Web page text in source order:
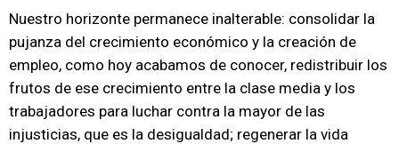
Nuestro horizonte permanece inalterable: consolidar la
pujanza del crecimiento económico y la creación de
empleo, como hoy acabamos de conocer, redistribuir los
frutos de ese crecimiento entre la clase media y los
trabajadores para luchar contra la mayor de las
injusticias, que es la desigualdad; regenerar la vida